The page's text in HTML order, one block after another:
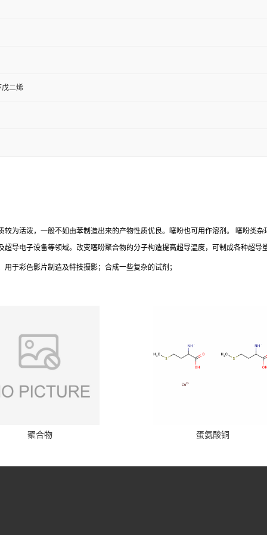
戊二烯
为活泼，一般不如由苯制造出来的产物性质优良。噻吩也可用作溶剂。 噻吩类
超导电子设备等领域。改变噻吩聚合物的分子构造提高超导温度，可制成各种超导
用于彩色影片制造及特技摄影；合成一些复杂的试剂；
聚合物 蛋氨酸铜